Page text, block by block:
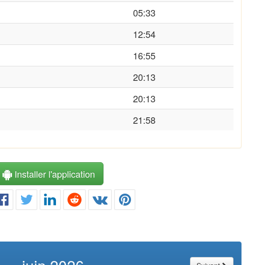
05:33
12:54
16:55
20:13
20:13
21:58
Installer l'application